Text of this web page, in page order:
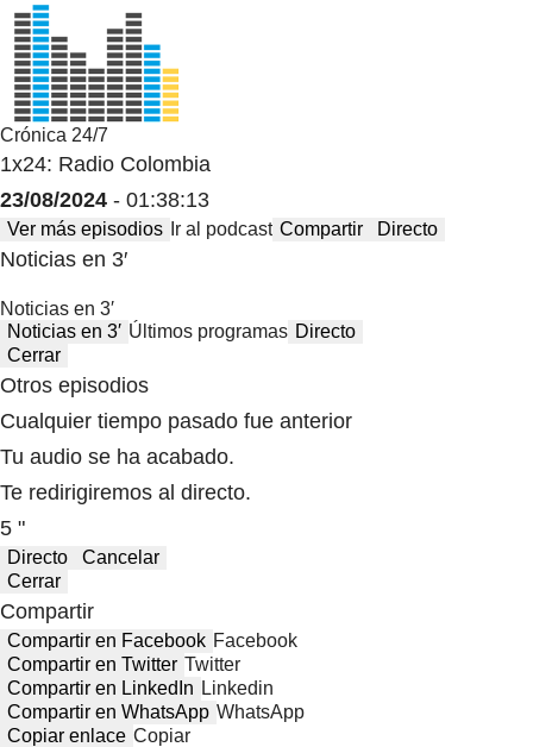
Crónica 24/7
1x24: Radio Colombia
23/08/2024 - 01:38:13
Ver más episodios Ir al podcast Compartir Directo
Noticias en 3′
Noticias en 3′
Noticias en 3′ Últimos programas Directo
Cerrar
Otros episodios
Cualquier tiempo pasado fue anterior
Tu audio se ha acabado.
Te redirigiremos al directo.
5 "
Directo
Cancelar
Cerrar
Compartir
Compartir en Facebook Facebook
Compartir en Twitter Twitter
Compartir en LinkedIn Linkedin
Compartir en WhatsApp WhatsApp
Copiar enlace Copiar